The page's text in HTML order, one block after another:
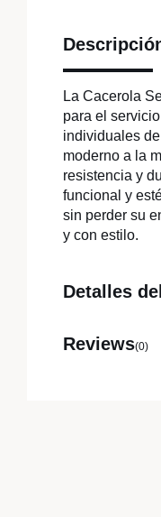
La Cacerola
para el
individuales
moderno a la
resistencia y
funcional y
sin perder su
y con estilo.
Detalles
Reviews(0)